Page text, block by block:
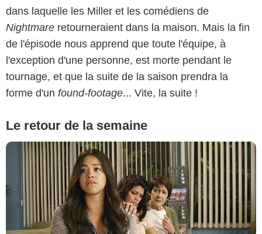
dans laquelle les Miller et les comédiens de
Nightmare retourneraient dans la maison. Mais la fin
de l'épisode nous apprend que toute l'équipe, à
l'exception d'une personne, est morte pendant le
tournage, et que la suite de la saison prendra la
forme d'un found-footage... Vite, la suite !
Le retour de la semaine